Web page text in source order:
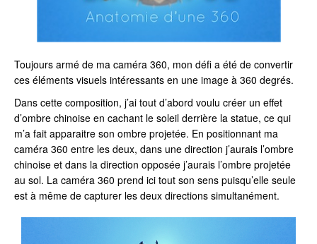
Toujours armé de ma caméra 360, mon défi a été de convertir
ces éléments visuels intéressants en une image à 360 degrés.
Dans cette composition, j’ai tout d’abord voulu créer un effet
d’ombre chinoise en cachant le soleil derrière la statue, ce qui
m’a fait apparaitre son ombre projetée. En positionnant ma
caméra 360 entre les deux, dans une direction j’aurais l’ombre
chinoise et dans la direction opposée j’aurais l’ombre projetée
au sol. La caméra 360 prend ici tout son sens puisqu’elle seule
est à même de capturer les deux directions simultanément.